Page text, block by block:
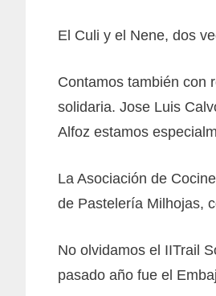
El Culi y el Nene, dos
Contamos también con
solidaria. Jose Luis
Alfoz estamos
La Asociación de
de Pastelería Milhojas,
No olvidamos el IITrail
pasado año fue el